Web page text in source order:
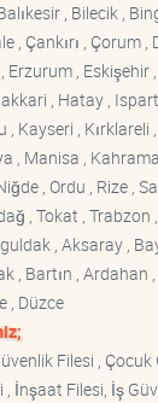
, Bilecik ,
, Çankırı , Çorum ,
Erzurum , Eskişehir
, Hatay ,
Kayseri , Kırklareli
, Manisa ,
, Ordu , Rize ,
, Tokat , Trabzon
, Aksaray ,
, Bartın , Ardahan
, Düzce
Filesi , Çocuk
, İnşaat Filesi, İş